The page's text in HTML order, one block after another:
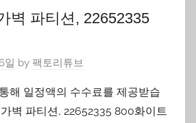
벽 파티션, 22652335
일 by 팩토리튜브
해 일정액의 수수료를 제공받습
벽 파티션, 22652335 800화이트